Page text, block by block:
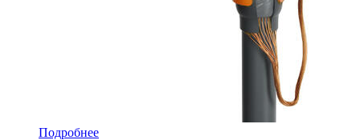
Подробнее